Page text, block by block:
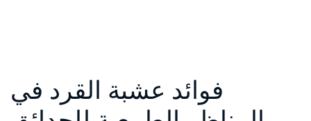
فوائد عشبة القرد في